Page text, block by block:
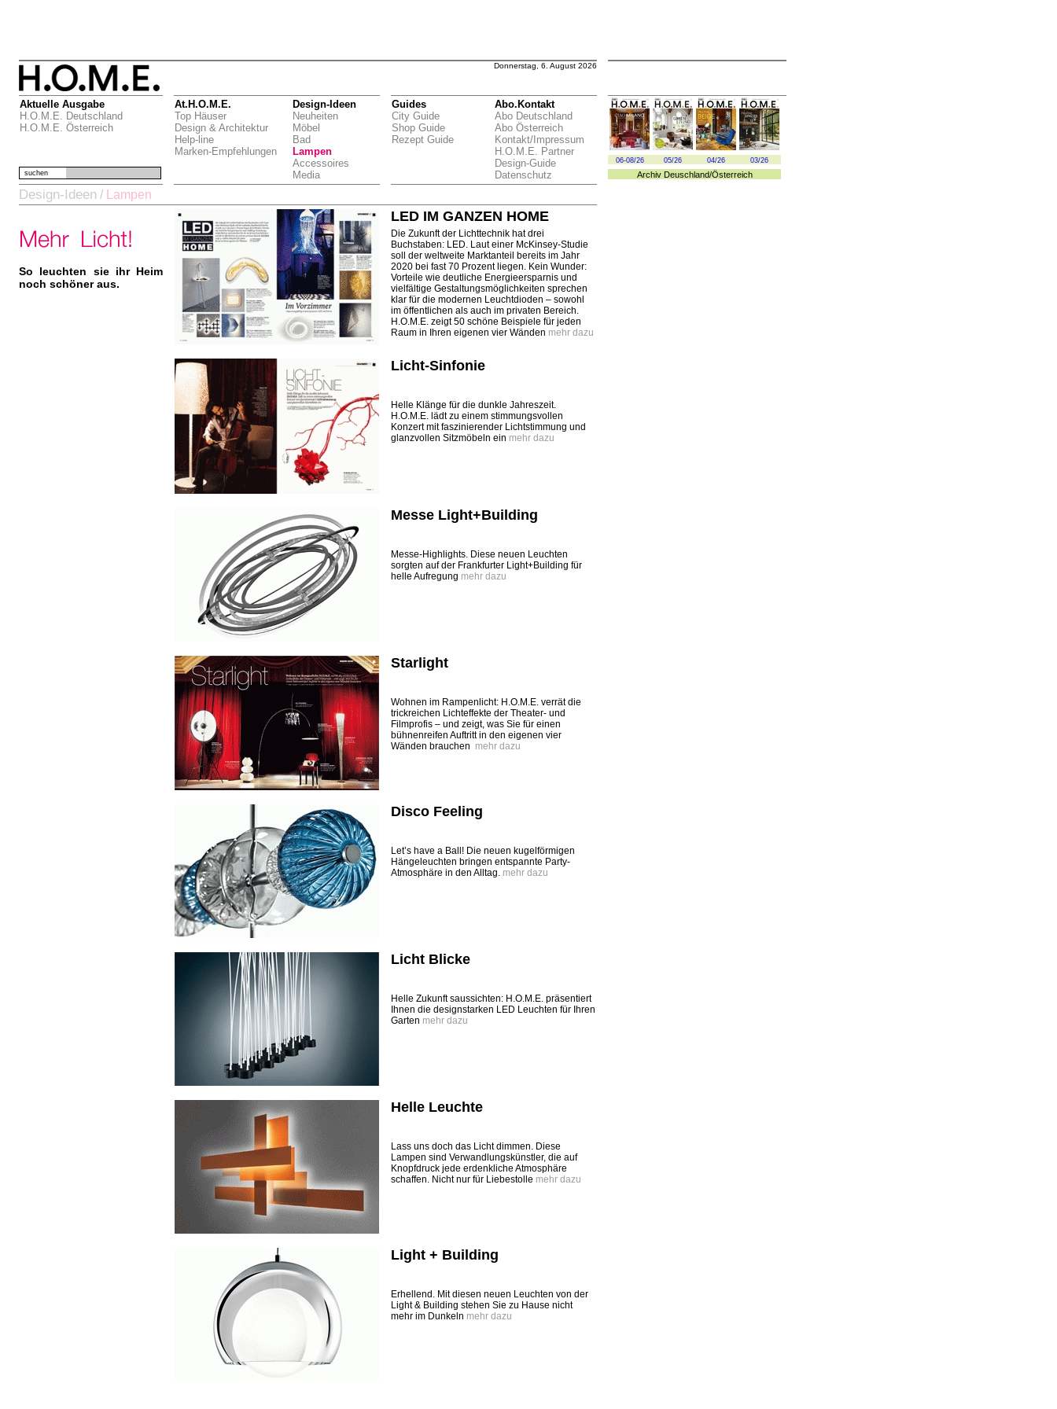
Donnerstag, 6. August 2026
Aktuelle Ausgabe
H.O.M.E. Deutschland
H.O.M.E. Österreich
At.H.O.M.E.
Top Häuser
Design & Architektur
Help-line
Marken-Empfehlungen
Design-Ideen
Neuheiten
Möbel
Bad
Lampen
Accessoires
Media
Guides
City Guide
Shop Guide
Rezept Guide
Abo.Kontakt
Abo Deutschland
Abo Österreich
Kontakt/Impressum
H.O.M.E. Partner
Design-Guide
Datenschutz
06-08/26 05/26 04/26 03/26
Archiv Deuschland/Österreich
suchen
Design-Ideen / Lampen
So leuchten sie ihr Heim
noch schöner aus.
LED IM GANZEN HOME
Die Zukunft der Lichttechnik hat drei
Buchstaben: LED. Laut einer McKinsey-Studie
soll der weltweite Marktanteil bereits im Jahr
2020 bei fast 70 Prozent liegen. Kein Wunder:
Vorteile wie deutliche Energieersparnis und
vielfältige Gestaltungsmöglichkeiten sprechen
klar für die modernen Leuchtdioden – sowohl
im öffentlichen als auch im privaten Bereich.
H.O.M.E. zeigt 50 schöne Beispiele für jeden
Raum in Ihren eigenen vier Wänden mehr dazu
Licht-Sinfonie
Helle Klänge für die dunkle Jahreszeit.
H.O.M.E. lädt zu einem stimmungsvollen
Konzert mit faszinierender Lichtstimmung und
glanzvollen Sitzmöbeln ein mehr dazu
Messe Light+Building
Messe-Highlights. Diese neuen Leuchten
sorgten auf der Frankfurter Light+Building für
helle Aufregung mehr dazu
Starlight
Wohnen im Rampenlicht: H.O.M.E. verrät die
trickreichen Lichteffekte der Theater- und
Filmprofis – und zeigt, was Sie für einen
bühnenreifen Auftritt in den eigenen vier
Wänden brauchen mehr dazu
Disco Feeling
Let’s have a Ball! Die neuen kugelförmigen
Hängeleuchten bringen entspannte Party-
Atmosphäre in den Alltag. mehr dazu
Licht Blicke
Helle Zukunft saussichten: H.O.M.E. präsentiert
Ihnen die designstarken LED Leuchten für Ihren
Garten mehr dazu
Helle Leuchte
Lass uns doch das Licht dimmen. Diese
Lampen sind Verwandlungskünstler, die auf
Knopfdruck jede erdenkliche Atmosphäre
schaffen. Nicht nur für Liebestolle mehr dazu
Light + Building
Erhellend. Mit diesen neuen Leuchten von der
Light & Building stehen Sie zu Hause nicht
mehr im Dunkeln mehr dazu